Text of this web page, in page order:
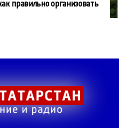
правильно организовать